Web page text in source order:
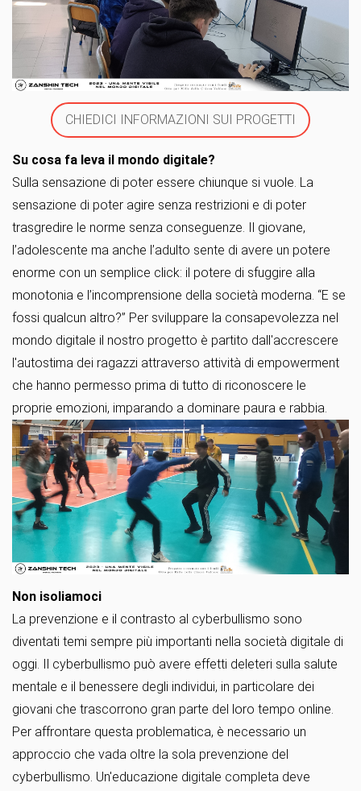
CHIEDICI INFORMAZIONI SUI PROGETTI
Su cosa fa leva il mondo digitale?
Sulla sensazione di poter essere chiunque si vuole. La
sensazione di poter agire senza restrizioni e di poter
trasgredire le norme senza conseguenze. Il giovane,
l’adolescente ma anche l’adulto sente di avere un potere
enorme con un semplice click: il potere di sfuggire alla
monotonia e l’incomprensione della società moderna. “E se
fossi qualcun altro?” Per sviluppare la consapevolezza nel
mondo digitale il nostro progetto è partito dall'accrescere
l'autostima dei ragazzi attraverso attività di empowerment
che hanno permesso prima di tutto di riconoscere le
proprie emozioni, imparando a dominare paura e rabbia.
Non isoliamoci
La prevenzione e il contrasto al cyberbullismo sono
diventati temi sempre più importanti nella società digitale di
oggi. Il cyberbullismo può avere effetti deleteri sulla salute
mentale e il benessere degli individui, in particolare dei
giovani che trascorrono gran parte del loro tempo online.
Per affrontare questa problematica, è necessario un
approccio che vada oltre la sola prevenzione del
cyberbullismo. Un'educazione digitale completa deve